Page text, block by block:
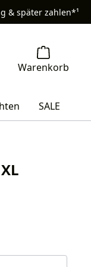
& später zahlen*¹
SALE